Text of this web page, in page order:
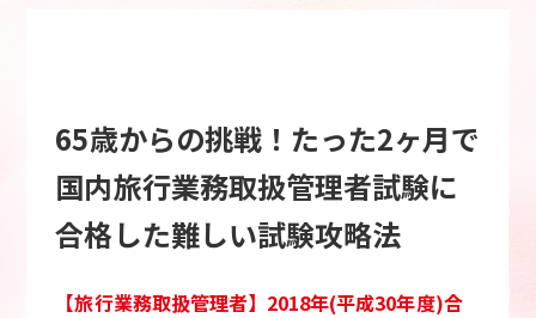
65歳からの挑戦！たった2ヶ月で
国内旅行業務取扱管理者試験に
合格した難しい試験攻略法
【旅行業務取扱管理者】2018年(平成30年度)合